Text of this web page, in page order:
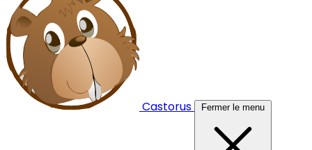
Castorus Fermer le menu